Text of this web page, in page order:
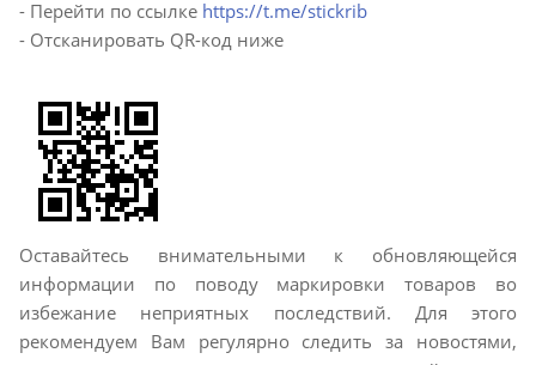
- Перейти по ссылке https://t.me/stickrib
- Отсканировать QR-код ниже
Оставайтесь внимательными к обновляющейся
информации по поводу маркировки товаров во
избежание неприятных последствий. Для этого
рекомендуем Вам регулярно следить за новостями,